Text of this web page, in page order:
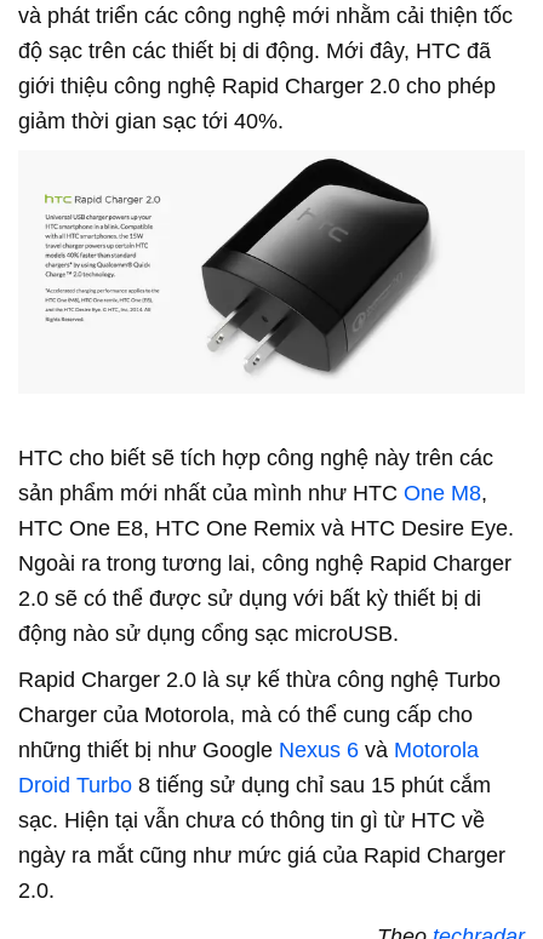
và phát triển các công nghệ mới nhằm cải thiện tốc
độ sạc trên các thiết bị di động. Mới đây, HTC đã
giới thiệu công nghệ Rapid Charger 2.0 cho phép
giảm thời gian sạc tới 40%.
HTC cho biết sẽ tích hợp công nghệ này trên các
sản phẩm mới nhất của mình như HTC One M8,
HTC One E8, HTC One Remix và HTC Desire Eye.
Ngoài ra trong tương lai, công nghệ Rapid Charger
2.0 sẽ có thể được sử dụng với bất kỳ thiết bị di
động nào sử dụng cổng sạc microUSB.
Rapid Charger 2.0 là sự kế thừa công nghệ Turbo
Charger của Motorola, mà có thể cung cấp cho
những thiết bị như Google Nexus 6 và Motorola
Droid Turbo 8 tiếng sử dụng chỉ sau 15 phút cắm
sạc. Hiện tại vẫn chưa có thông tin gì từ HTC về
ngày ra mắt cũng như mức giá của Rapid Charger
2.0.